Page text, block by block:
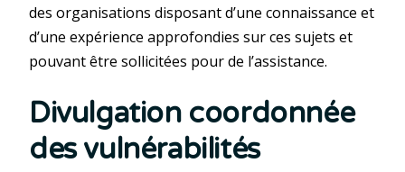
des organisations disposant d’une connaissance et
d’une expérience approfondies sur ces sujets et
pouvant être sollicitées pour de l’assistance.
Divulgation coordonnée
des vulnérabilités